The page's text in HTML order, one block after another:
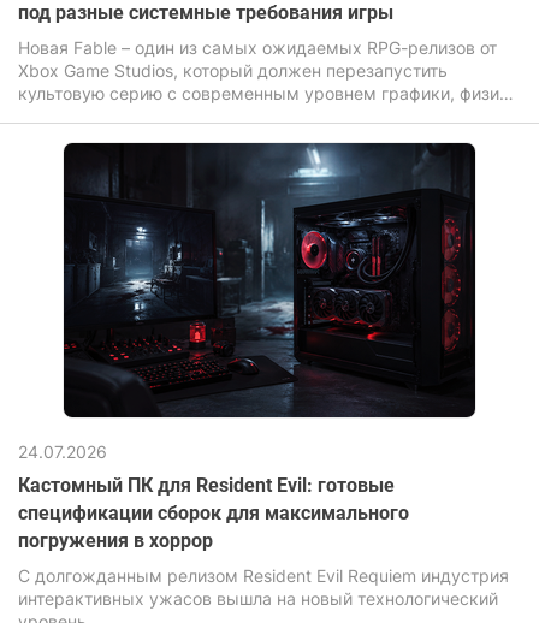
под разные системные требования игры
Новая Fable – один из самых ожидаемых RPG-релизов от
Xbox Game Studios, который должен перезапустить
культовую серию с современным уровнем графики, физики
24.07.2026
Кастомный ПК для Resident Evil: готовые
спецификации сборок для максимального
погружения в хоррор
С долгожданным релизом Resident Evil Requiem индустрия
интерактивных ужасов вышла на новый технологический